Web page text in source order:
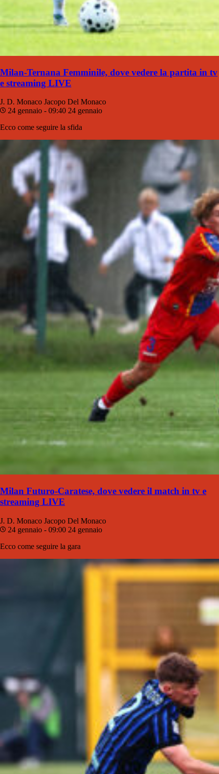
Milan-Ternana Femminile, dove vedere la partita in tv
e streaming LIVE
J. D. Monaco Jacopo Del Monaco
24 gennaio - 09:40 24 gennaio
Ecco come seguire la sfida
Milan Futuro-Caratese, dove vedere il match in tv e
streaming LIVE
J. D. Monaco Jacopo Del Monaco
24 gennaio - 09:00 24 gennaio
Ecco come seguire la gara